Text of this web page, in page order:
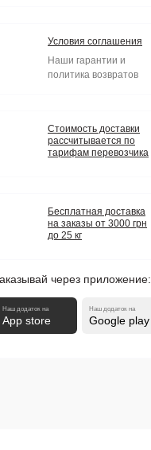
Условия соглашения
Наши гарантии и
политика возвратов
Стоимость доставки
рассчитывается по
тарифам перевозчика
Бесплатная доставка
на заказы от 3000 грн
до 25 кг
через приложение:
Наш додаток на
App store
Наш додаток на
Google play